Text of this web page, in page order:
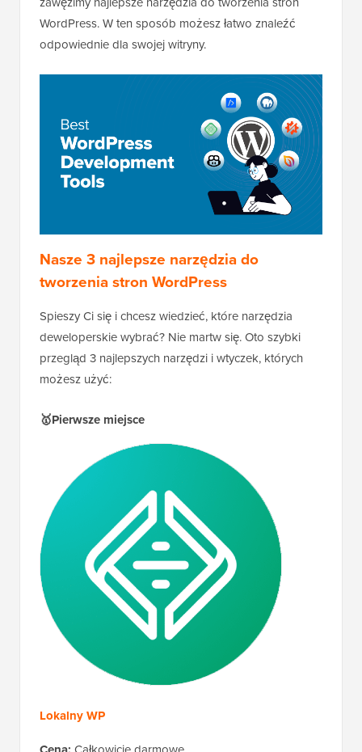
WordPress. W ten sposób możesz łatwo znaleźć
odpowiednie dla swojej witryny.
Nasze 3 najlepsze narzędzia do
tworzenia stron WordPress
Spieszy Ci się i chcesz wiedzieć, które narzędzia
deweloperskie wybrać? Nie martw się. Oto szybki
przegląd 3 najlepszych narzędzi i wtyczek, których
możesz użyć:
🥇Pierwsze miejsce
Lokalny WP